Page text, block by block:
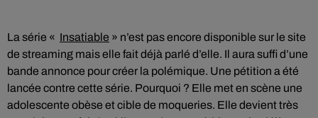
La série « Insatiable » n’est pas encore disponible sur le site
de streaming mais elle fait déjà parlé d’elle. Il aura suffi d’une
bande annonce pour créer la polémique. Une pétition a été
lancée contre cette série. Pourquoi ? Elle met en scène une
adolescente obèse et cible de moqueries. Elle devient très